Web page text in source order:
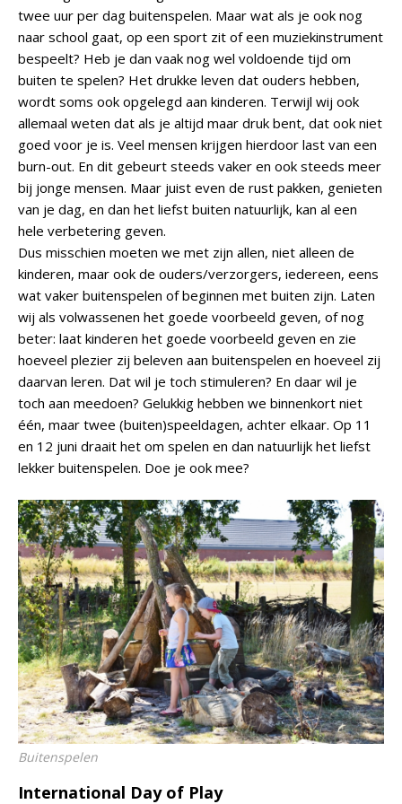
twee uur per dag buitenspelen. Maar wat als je ook nog
naar school gaat, op een sport zit of een muziekinstrument
bespeelt? Heb je dan vaak nog wel voldoende tijd om
buiten te spelen? Het drukke leven dat ouders hebben,
wordt soms ook opgelegd aan kinderen. Terwijl wij ook
allemaal weten dat als je altijd maar druk bent, dat ook niet
goed voor je is. Veel mensen krijgen hierdoor last van een
burn-out. En dit gebeurt steeds vaker en ook steeds meer
bij jonge mensen. Maar juist even de rust pakken, genieten
van je dag, en dan het liefst buiten natuurlijk, kan al een
hele verbetering geven.
Dus misschien moeten we met zijn allen, niet alleen de
kinderen, maar ook de ouders/verzorgers, iedereen, eens
wat vaker buitenspelen of beginnen met buiten zijn. Laten
wij als volwassenen het goede voorbeeld geven, of nog
beter: laat kinderen het goede voorbeeld geven en zie
hoeveel plezier zij beleven aan buitenspelen en hoeveel zij
daarvan leren. Dat wil je toch stimuleren? En daar wil je
toch aan meedoen? Gelukkig hebben we binnenkort niet
één, maar twee (buiten)speeldagen, achter elkaar. Op 11
en 12 juni draait het om spelen en dan natuurlijk het liefst
lekker buitenspelen. Doe je ook mee?
Buitenspelen
International Day of Play